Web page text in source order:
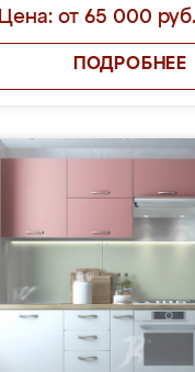
Цена: от 65 000
ПОДРОБНЕЕ